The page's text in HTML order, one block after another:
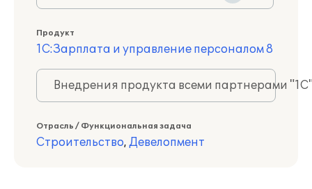
Продукт
1С:Зарплата и управление персоналом 8
Внедрения продукта всеми партнерами
Отрасль / Функциональная задача
Строительство, Девелопмент